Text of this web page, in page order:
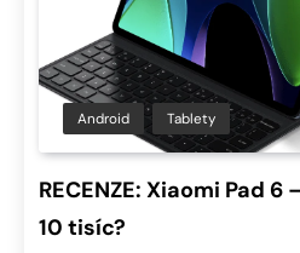
Android Tablety
RECENZE: Xiaomi Pad
10 tisíc?